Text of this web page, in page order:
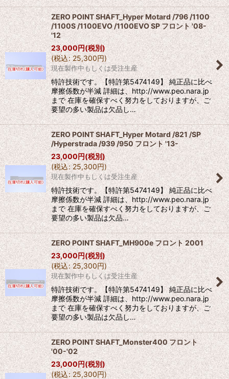
ZERO POINT SHAFT_Hyper Motard /796 /1100
/1100S /1100EVO /1100EVO SP フロント '08-
'12
23,000円(税別)
(税込: 25,300円)
現在製作中もしくは受注生産
特許技術です。【特許第5474149】 純正品に比べ
摩擦係数が半減 詳細は、http://www.peo.nara.jp
まで 在庫を確保すべく努力をしておりますが、ご
要望の多い製品は欠品し…
ZERO POINT SHAFT_Hyper Motard /821 /SP
/Hyperstrada /939 /950 フロント '13-
23,000円(税別)
(税込: 25,300円)
現在製作中もしくは受注生産
特許技術です。【特許第5474149】 純正品に比べ
摩擦係数が半減 詳細は、http://www.peo.nara.jp
まで 在庫を確保すべく努力をしておりますが、ご
要望の多い製品は欠品…
ZERO POINT SHAFT_MH900e フロント 2001
23,000円(税別)
(税込: 25,300円)
現在製作中もしくは受注生産
特許技術です。【特許第5474149】 純正品に比べ
摩擦係数が半減 詳細は、http://www.peo.nara.jp
まで 在庫を確保すべく努力をしておりますが、ご
要望の多い製品は欠品し…
ZERO POINT SHAFT_Monster400 フロント
'00-'02
23,000円(税別)
(税込: 25,300円)